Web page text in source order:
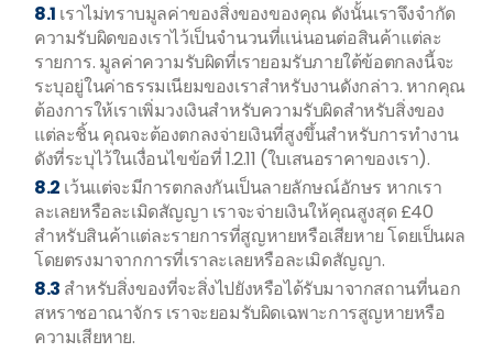
8.1 เราไม่ทราบมูลค่าของสิ่งของของคุณ ดังนั้นเราจึงจำกัด
ความรับผิดของเราไว้เป็นจำนวนที่แน่นอนต่อสินค้าแต่ละ
รายการ. มูลค่าความรับผิดที่เรายอมรับภายใต้ข้อตกลงนี้จะ
ระบุอยู่ในค่าธรรมเนียมของเราสำหรับงานดังกล่าว. หากคุณ
ต้องการให้เราเพิ่มวงเงินสำหรับความรับผิดสำหรับสิ่งของ
แต่ละชิ้น คุณจะต้องตกลงจ่ายเงินที่สูงขึ้นสำหรับการทำงาน
ดังที่ระบุไว้ในเงื่อนไขข้อที่ 1.2.11 (ใบเสนอราคาของเรา).
8.2 เว้นแต่จะมีการตกลงกันเป็นลายลักษณ์อักษร หากเรา
ละเลยหรือละเมิดสัญญา เราจะจ่ายเงินให้คุณสูงสุด £40
สำหรับสินค้าแต่ละรายการที่สูญหายหรือเสียหาย โดยเป็นผล
โดยตรงมาจากการที่เราละเลยหรือละเมิดสัญญา.
8.3 สำหรับสิ่งของที่จะสิ่งไปยังหรือได้รับมาจากสถานที่นอก
สหราชอาณาจักร เราจะยอมรับผิดเฉพาะการสูญหายหรือ
ความเสียหาย.